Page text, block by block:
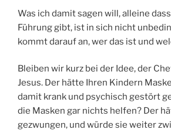
Was ich damit sagen will, alleine
Führung gibt, ist in sich nicht
kommt darauf an, wer das ist und
Bleiben wir kurz bei der Idee, der
Jesus. Der hätte Ihren Kindern
damit krank und psychisch gestört
die Masken gar nichts helfen? Der
gezwungen, und würde sie weiter